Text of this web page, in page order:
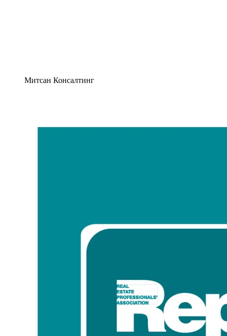
Митсан Консалтинг